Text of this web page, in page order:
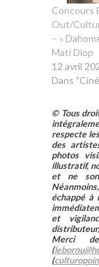
Concours
Out/
– «
Mati Diop
12 avril
Dans
© Tous
respecte
des
photos
illustratif,
et ne
échappé à
et
Merci
(
(